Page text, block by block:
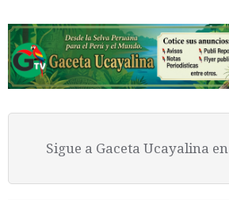
Sigue a Gaceta Ucayalina en